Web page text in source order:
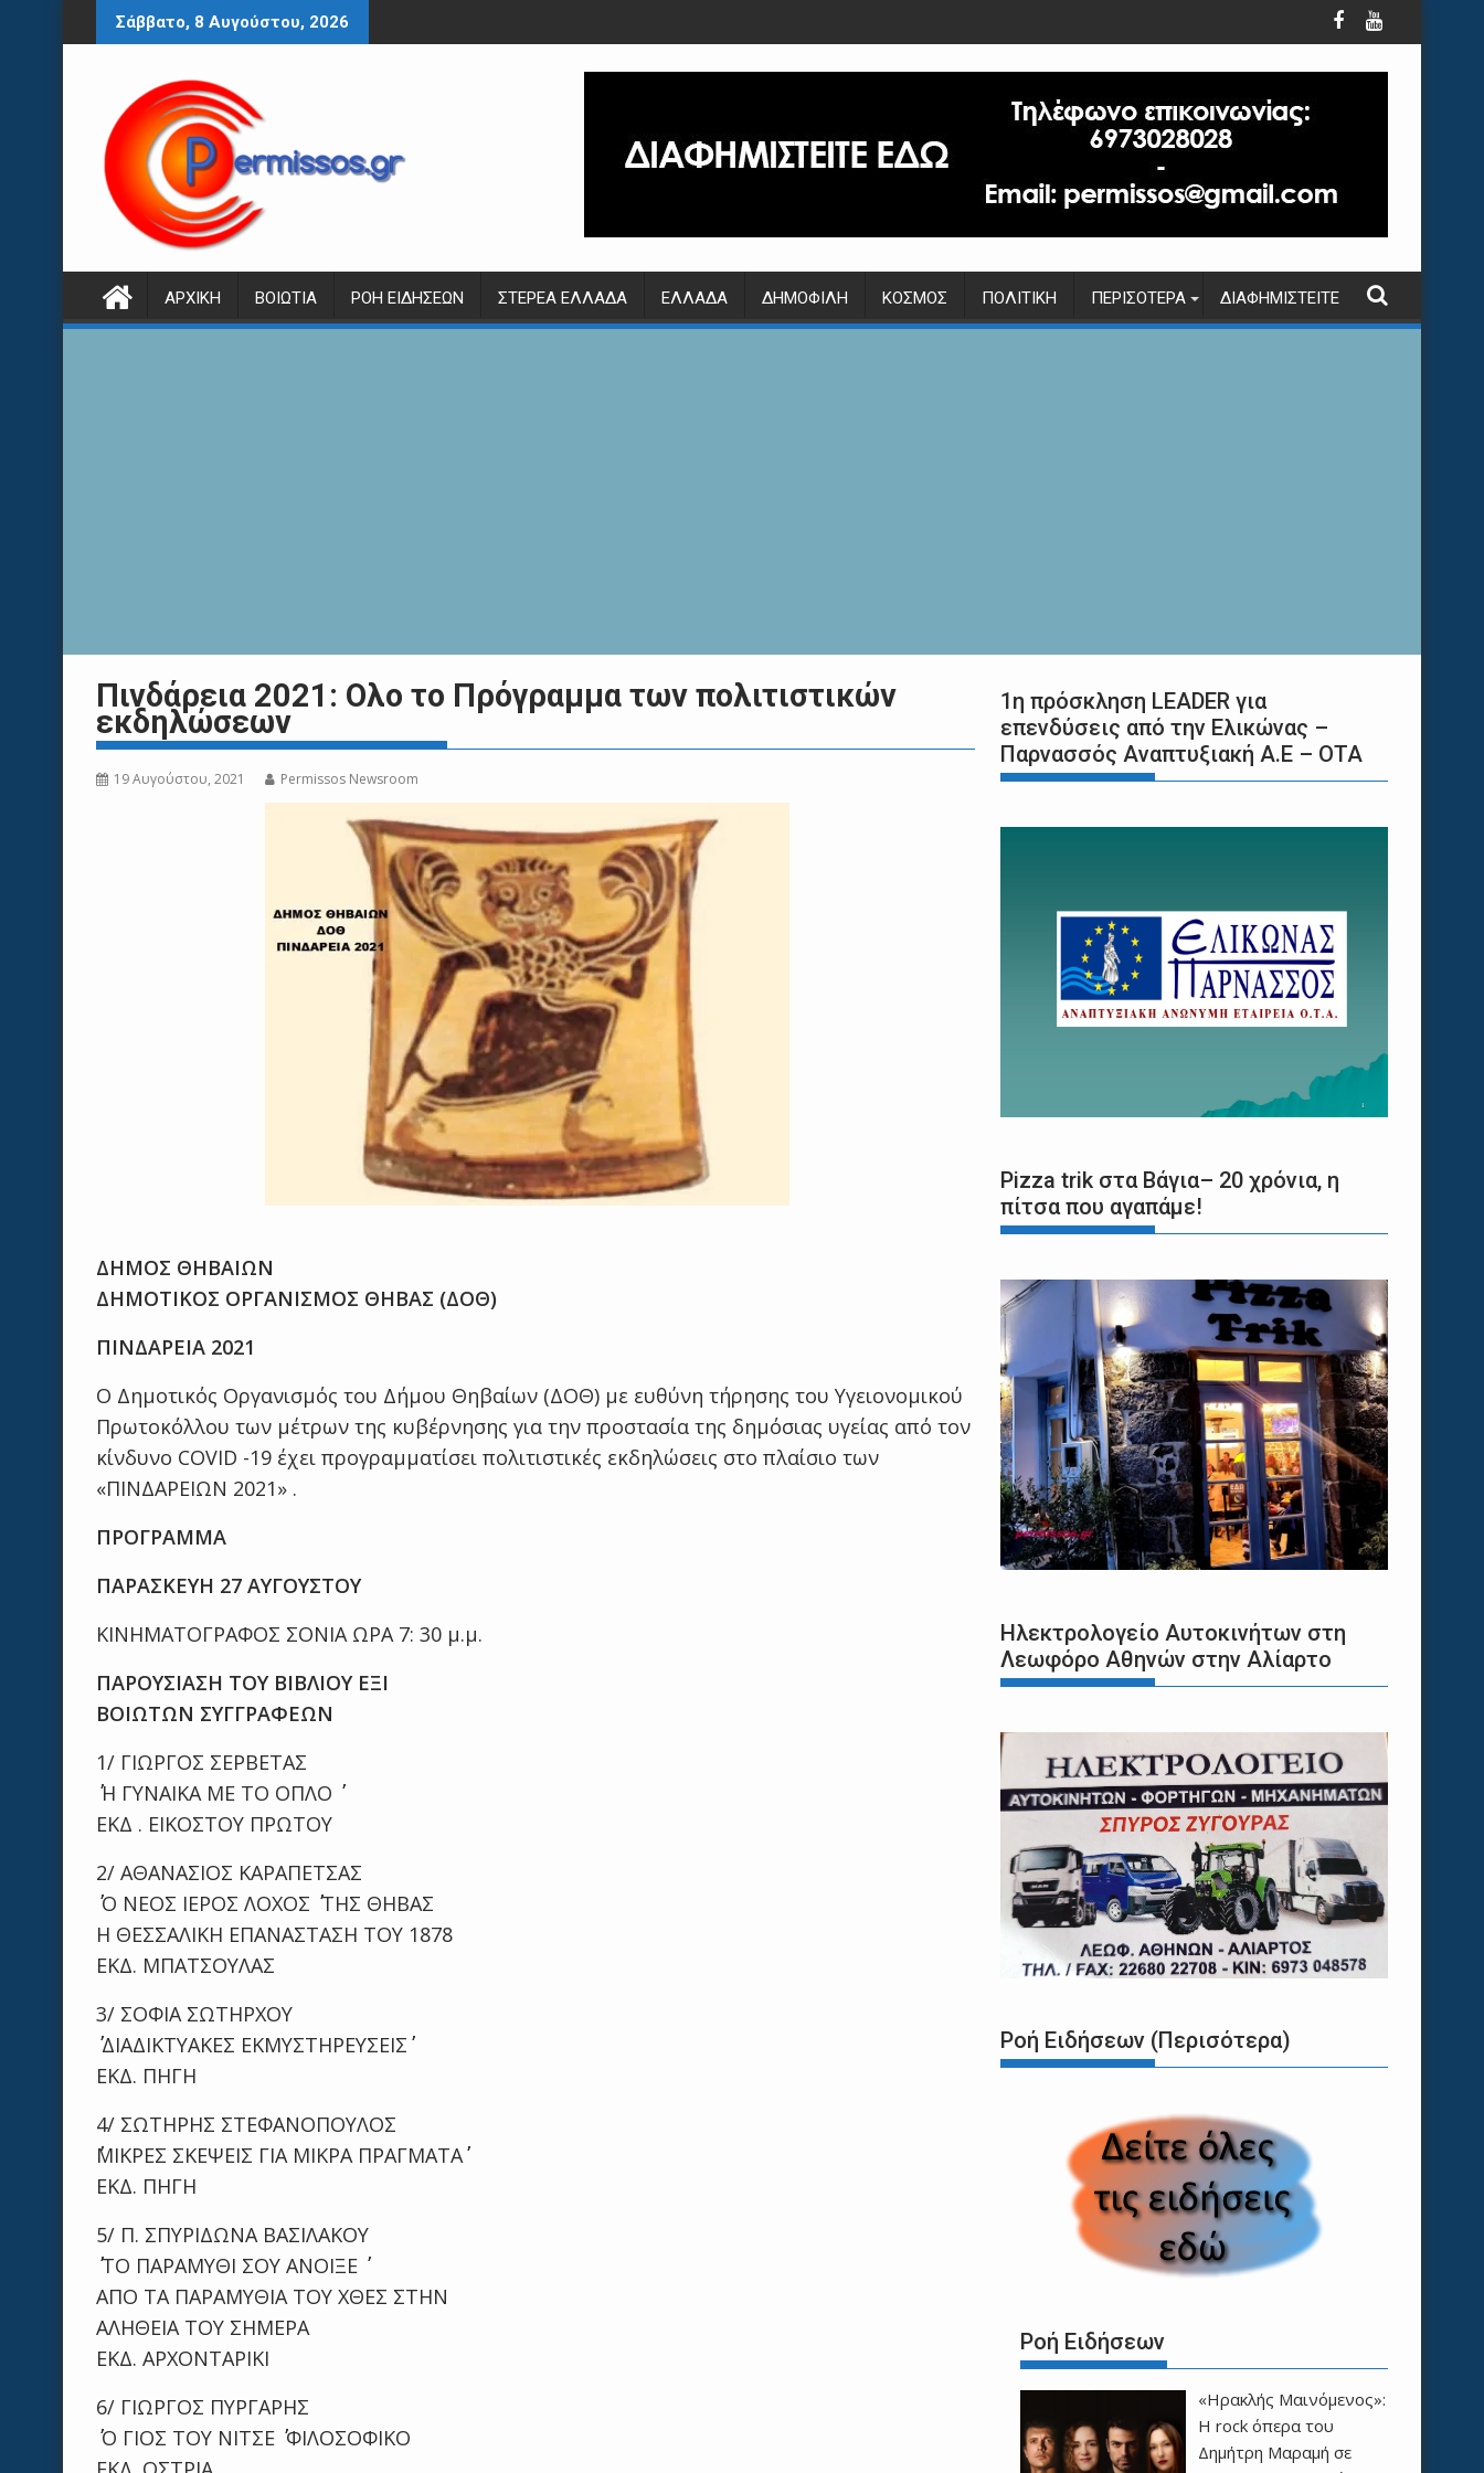
Περάστε
στο
Σάββατο, 8 Αυγούστου, 2026
ΑΡΧΙΚΉ ΒΟΙΩΤΊΑ ΡΟΉ ΕΙΔΉΣΕΩΝ ΣΤΕΡΕΆ ΕΛΛΆΔΑ ΕΛΛΆΔΑ ΔΗΜΟΦΙΛΉ ΚΌΣΜΟΣ ΠΟΛΙΤΙΚΉ ΠΕΡΙΣΌΤΕΡΑ ΔΙΑΦΗΜΙΣΤΕΊΤΕ
Πινδάρεια 2021: Oλο το Πρόγραμμα των πολιτιστικών
εκδηλώσεων
19 Αυγούστου, 2021 Permissos Newsroom
ΔΗΜΟΣ ΘΗΒΑΙΩΝ
ΔΗΜΟΤΙΚΟΣ ΟΡΓΑΝΙΣΜΟΣ ΘΗΒΑΣ (ΔΟΘ)
ΠΙΝΔΑΡΕΙΑ 2021
Ο Δημοτικός Οργανισμός του Δήμου Θηβαίων (ΔΟΘ) με ευθύνη τήρησης του Υγειονομικού
Πρωτοκόλλου των μέτρων της κυβέρνησης για την προστασία της δημόσιας υγείας από τον
κίνδυνο COVID -19 έχει προγραμματίσει πολιτιστικές εκδηλώσεις στο πλαίσιο των
«ΠΙΝΔΑΡΕΙΩΝ 2021» .
ΠΡΟΓΡΑΜΜΑ
ΠΑΡΑΣΚΕΥΗ 27 ΑΥΓΟΥΣΤΟΥ
ΚΙΝΗΜΑΤΟΓΡΑΦΟΣ ΣΟΝΙΑ ΩΡΑ 7: 30 μ.μ.
ΠΑΡΟΥΣΙΑΣΗ ΤΟΥ ΒΙΒΛΙΟΥ ΕΞΙ
ΒΟΙΩΤΩΝ ΣΥΓΓΡΑΦΕΩΝ
1/ ΓΙΩΡΓΟΣ ΣΕΡΒΕΤΑΣ
΄΄ Η ΓΥΝΑΙΚΑ ΜΕ ΤΟ ΟΠΛΟ ΄΄
ΕΚΔ . ΕΙΚΟΣΤΟΥ ΠΡΩΤΟΥ
2/ ΑΘΑΝΑΣΙΟΣ ΚΑΡΑΠΕΤΣΑΣ
΄΄ Ο ΝΕΟΣ ΙΕΡΟΣ ΛΟΧΟΣ ΄΄ ΤΗΣ ΘΗΒΑΣ
Η ΘΕΣΣΑΛΙΚΗ ΕΠΑΝΑΣΤΑΣΗ ΤΟΥ 1878
ΕΚΔ. ΜΠΑΤΣΟΥΛΑΣ
3/ ΣΟΦΙΑ ΣΩΤΗΡΧΟΥ
΄΄ ΔΙΑΔΙΚΤΥΑΚΕΣ ΕΚΜΥΣΤΗΡΕΥΣΕΙΣ΄΄
ΕΚΔ. ΠΗΓΗ
4/ ΣΩΤΗΡΗΣ ΣΤΕΦΑΝΟΠΟΥΛΟΣ
΄΄ΜΙΚΡΕΣ ΣΚΕΨΕΙΣ ΓΙΑ ΜΙΚΡΑ ΠΡΑΓΜΑΤΑ΄΄
ΕΚΔ. ΠΗΓΗ
5/ Π. ΣΠΥΡΙΔΩΝΑ ΒΑΣΙΛΑΚΟΥ
΄΄ ΤΟ ΠΑΡΑΜΥΘΙ ΣΟΥ ΑΝΟΙΞΕ ΄΄
ΑΠΟ ΤΑ ΠΑΡΑΜΥΘΙΑ ΤΟΥ ΧΘΕΣ ΣΤΗΝ
ΑΛΗΘΕΙΑ ΤΟΥ ΣΗΜΕΡΑ
ΕΚΔ. ΑΡΧΟΝΤΑΡΙΚΙ
6/ ΓΙΩΡΓΟΣ ΠΥΡΓΑΡΗΣ
΄΄ Ο ΓΙΟΣ ΤΟΥ ΝΙΤΣΕ ΄΄ ΦΙΛΟΣΟΦΙΚΟ
1η πρόσκληση LEADER για
επενδύσεις από την Ελικώνας –
Παρνασσός Αναπτυξιακή Α.Ε – ΟΤΑ
Pizza trik στα Βάγια– 20 χρόνια, η
πίτσα που αγαπάμε!
Ηλεκτρολογείο Αυτοκινήτων στη
Λεωφόρο Αθηνών στην Αλίαρτο
Ροή Ειδήσεων (Περισότερα)
Ροή Ειδήσεων
«Ηρακλής Μαινόμενος»:
H rock όπερα του
Δημήτρη Μαραμή σε